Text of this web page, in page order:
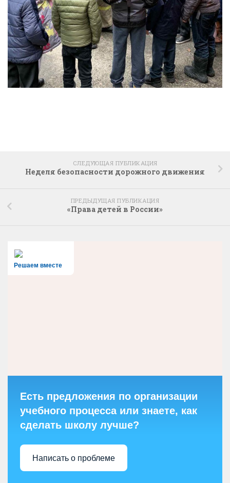
СЛЕДУЮЩАЯ ПУБЛИКАЦИЯ
Неделя безопасности дорожного движения
ПРЕДЫДУЩАЯ ПУБЛИКАЦИЯ
«Права детей в России»
Решаем вместе
Есть предложения по организации
учебного процесса или знаете, как
сделать школу лучше?
Написать о проблеме